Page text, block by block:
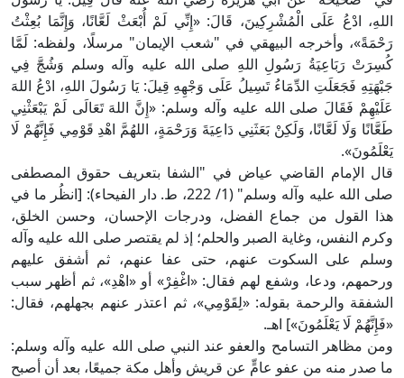
اللهِ، ادْعُ عَلَى الْمُشْرِكِينَ، قَالَ: «إِنِّي لَمْ أُبْعَثْ لَعَّانًا، وَإِنَّمَا بُعِثْتُ
رَحْمَةً»، وأخرجه البيهقي في "شعب الإيمان" مرسلًا، ولفظه: لَمَّا
كُسِرَتْ رَبَاعِيَةُ رَسُولِ اللهِ صلى الله عليه وآله وسلم وَشُجَّ فِي
جَبْهَتِهِ فَجَعَلَتِ الدِّمَاءُ تَسِيلُ عَلَى وَجْهِهِ قِيلَ: يَا رَسُولَ اللهِ، ادْعُ اللهَ
عَلَيْهِمْ فَقَالَ صلى الله عليه وآله وسلم: «إِنَّ اللهَ تَعَالَى لَمْ يَبْعَثْنِي
طَعَّانًا وَلَا لَعَّانًا، وَلَكِنْ بَعَثَنِي دَاعِيَةَ وَرَحْمَةٍ، اللهُمَّ اهْدِ قَوْمِي فَإِنَّهُمْ لَا
يَعْلَمُونَ».
قال الإمام القاضي عياض في "الشفا بتعريف حقوق المصطفى
صلى الله عليه وآله وسلم" (1/ 222، ط. دار الفيحاء): [انظُر ما في
هذا القول من جماع الفضل، ودرجات الإحسان، وحسن الخلق،
وكرم النفس، وغاية الصبر والحلم؛ إذ لم يقتصر صلى الله عليه وآله
وسلم على السكوت عنهم، حتى عفا عنهم، ثم أشفق عليهم
ورحمهم، ودعا، وشفع لهم فقال: «اغْفِرْ» أو «اهْدِ»، ثم أظهر سبب
الشفقة والرحمة بقوله: «لِقَوْمِي»، ثم اعتذر عنهم بجهلهم، فقال:
«فَإِنَّهُمْ لَا يَعْلَمُونَ»] اهـ.
ومن مظاهر التسامح والعفو عند النبي صلى الله عليه وآله وسلم:
ما صدر منه من عفو عامٍّ عن قريش وأهل مكة جميعًا، بعد أن أصبح